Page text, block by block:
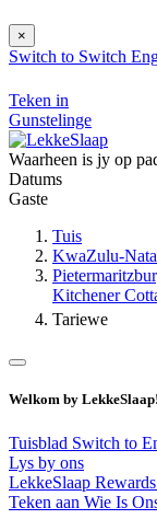
×
Switch to Switch
Teken in
Gunstelinge
Waarheen is jy op
Datums
Gaste
Tuis
KwaZulu-
Kitchener
Tariewe
Welkom by LekkeSlaap!
Tuisblad Switch to
Lys by ons
LekkeSlaap Rewards
Teken aan Wie Is